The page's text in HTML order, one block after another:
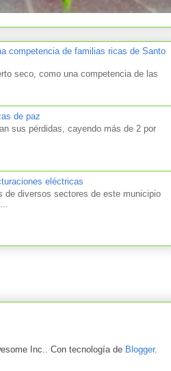
competencia de familias ricas de Santo
seco, como una competencia de las
de paz
sus pérdidas, cayendo más de 2 por
eléctricas
de diversos sectores de este municipio
Inc.. Con tecnología de Blogger.